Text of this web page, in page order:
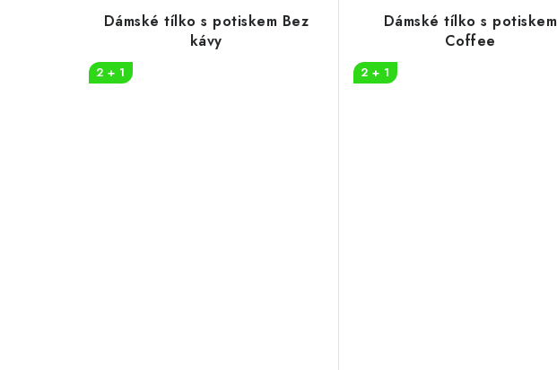
Dámské tílko s potiskem Bez
kávy
2 + 1
Dámské tílko s potiskem
Coffee
2 + 1